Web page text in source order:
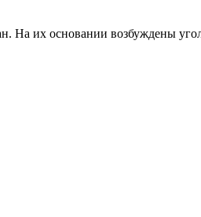
На их основании возбуждены